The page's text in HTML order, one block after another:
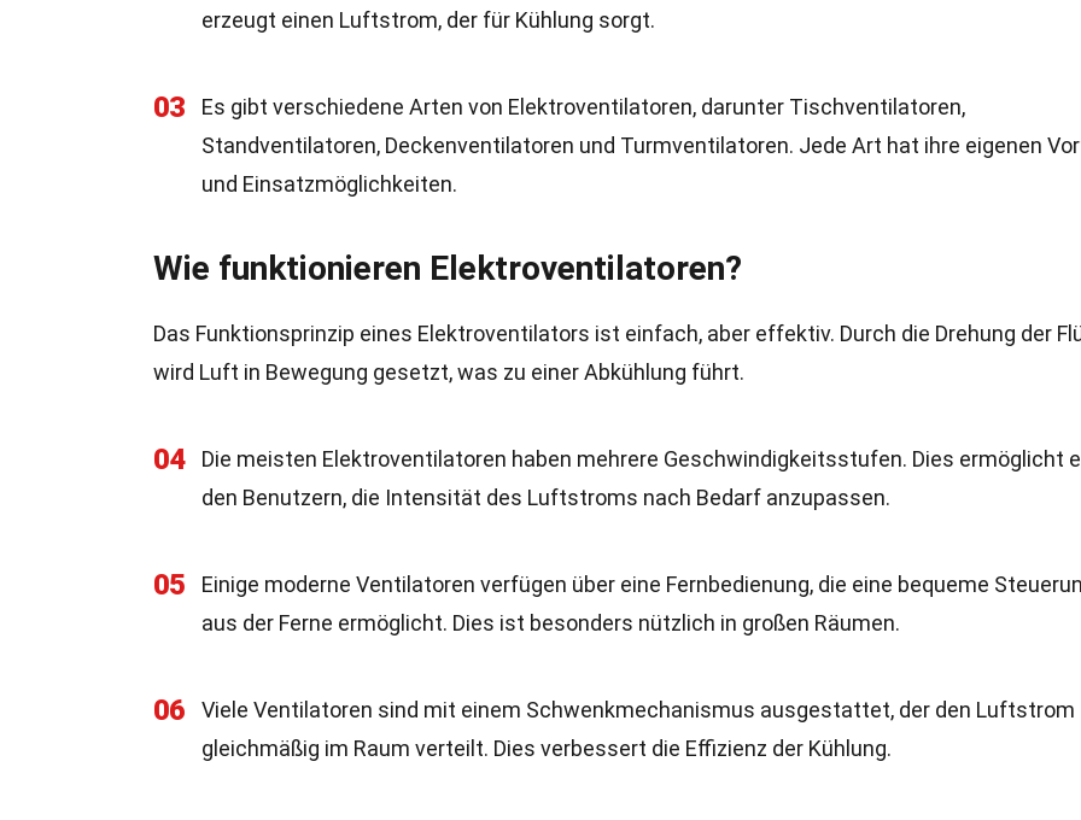
erzeugt einen Luftstrom, der für Kühlung sorgt.
03
Es gibt verschiedene Arten von Elektroventilatoren, darunter Tischventilatoren,
Standventilatoren, Deckenventilatoren und Turmventilatoren. Jede Art hat ihre eigenen
und Einsatzmöglichkeiten.
Wie funktionieren Elektroventilatoren?
Das Funktionsprinzip eines Elektroventilators ist einfach, aber effektiv. Durch die Drehung der
wird Luft in Bewegung gesetzt, was zu einer Abkühlung führt.
04
Die meisten Elektroventilatoren haben mehrere Geschwindigkeitsstufen. Dies ermöglicht
den Benutzern, die Intensität des Luftstroms nach Bedarf anzupassen.
05
Einige moderne Ventilatoren verfügen über eine Fernbedienung, die eine bequeme
aus der Ferne ermöglicht. Dies ist besonders nützlich in großen Räumen.
06
Viele Ventilatoren sind mit einem Schwenkmechanismus ausgestattet, der den Luftstrom
gleichmäßig im Raum verteilt. Dies verbessert die Effizienz der Kühlung.